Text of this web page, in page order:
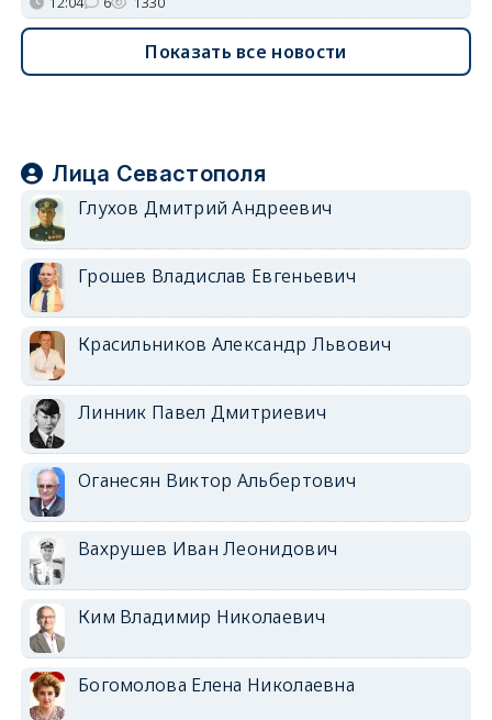
Показать все новости
Лица Севастополя
Глухов Дмитрий Андреевич
Грошев Владислав Евгеньевич
Красильников Александр Львович
Линник Павел Дмитриевич
Оганесян Виктор Альбертович
Вахрушев Иван Леонидович
Ким Владимир Николаевич
Богомолова Елена Николаевна